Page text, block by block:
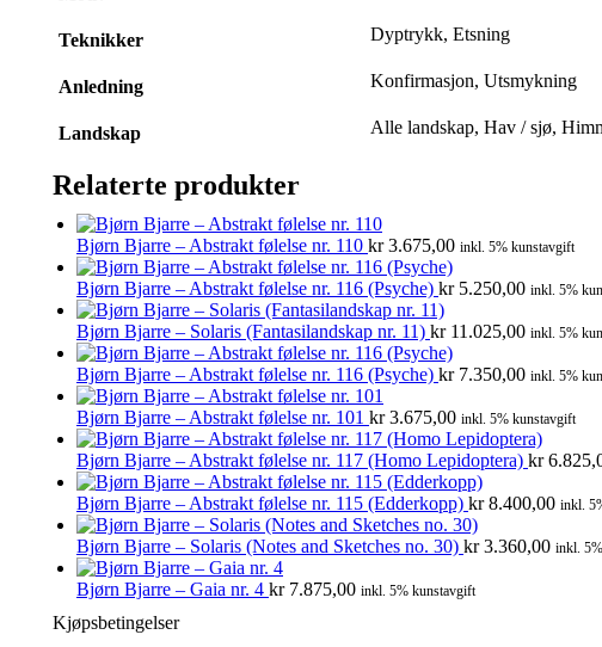
Teknikker Dyptrykk, Etsning
Anledning Konfirmasjon, Utsmykning
Landskap Alle landskap, Hav / sjø,
Relaterte produkter
Bjørn Bjarre – Abstrakt følelse nr. 110 kr3.675,00 inkl. 5% kunstavgift
Bjørn Bjarre – Abstrakt følelse nr. 116 (Psyche) kr5.250,00 inkl. 5%
Bjørn Bjarre – Solaris (Fantasilandskap nr. 11) kr11.025,00 inkl. 5%
Bjørn Bjarre – Abstrakt følelse nr. 116 (Psyche) kr7.350,00 inkl. 5%
Bjørn Bjarre – Abstrakt følelse nr. 101 kr3.675,00 inkl. 5% kunstavgift
Bjørn Bjarre – Abstrakt følelse nr. 117 (Homo Lepidoptera) kr
Bjørn Bjarre – Abstrakt følelse nr. 115 (Edderkopp) kr8.400,00 inkl.
Bjørn Bjarre – Solaris (Notes and Sketches no. 30) kr3.360,00 inkl.
Bjørn Bjarre – Gaia nr. 4 kr7.875,00 inkl. 5% kunstavgift
Kjøpsbetingelser